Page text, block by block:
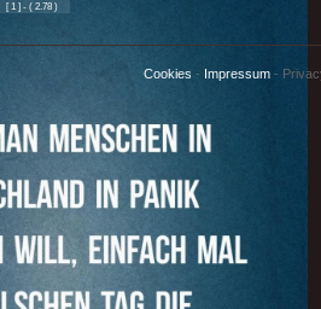
[ 1 ] - ( 2.78 )
Cookies - Impressum -